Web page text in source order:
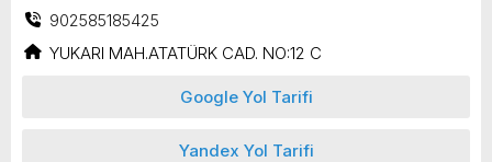
902585185425
YUKARI MAH.ATATÜRK CAD. NO:12 C
Google Yol Tarifi
Yandex Yol Tarifi